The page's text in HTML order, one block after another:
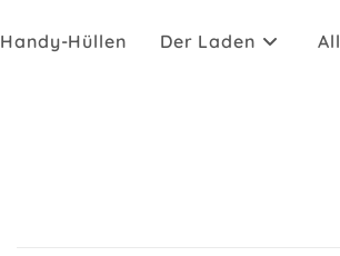
Handy-Hüllen Der Laden